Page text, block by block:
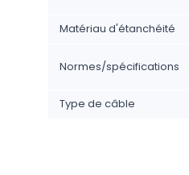
Matériau d'étanchéité
Normes/spécifications
Type de câble